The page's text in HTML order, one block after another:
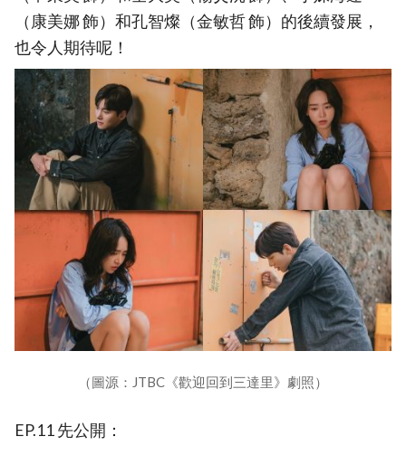
（康美娜 飾）和孔智燦（金敏哲 飾）的後續發展，
也令人期待呢！
（圖源：JTBC《歡迎回到三達里》劇照）
EP.11 先公開：